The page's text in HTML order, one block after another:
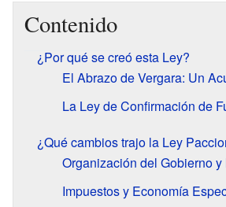
Contenido
¿Por qué se creó esta Ley?
El Abrazo de Vergara: Un
La Ley de Confirmación de
¿Qué cambios trajo la Ley
Organización del Gobierno
Impuestos y Economía